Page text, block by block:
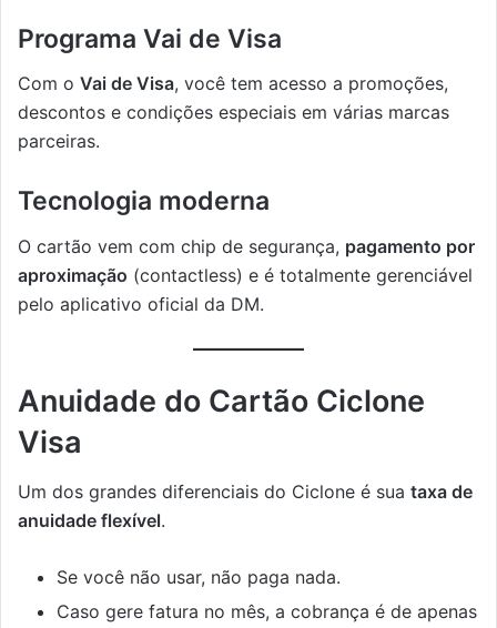
Programa Vai de Visa
Com o Vai de Visa, você tem acesso a promoções,
descontos e condições especiais em várias marcas
parceiras.
Tecnologia moderna
O cartão vem com chip de segurança, pagamento por
aproximação (contactless) e é totalmente gerenciável
pelo aplicativo oficial da DM.
Anuidade do Cartão Ciclone
Visa
Um dos grandes diferenciais do Ciclone é sua taxa de
anuidade flexível.
Se você não usar, não paga nada.
Caso gere fatura no mês, a cobrança é de apenas